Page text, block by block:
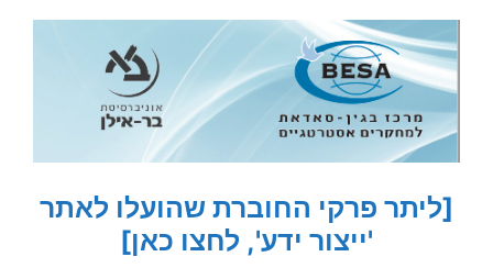
[ליתר פרקי החוברת שהועלו לאתר
'ייצור ידע', לחצו כאן]